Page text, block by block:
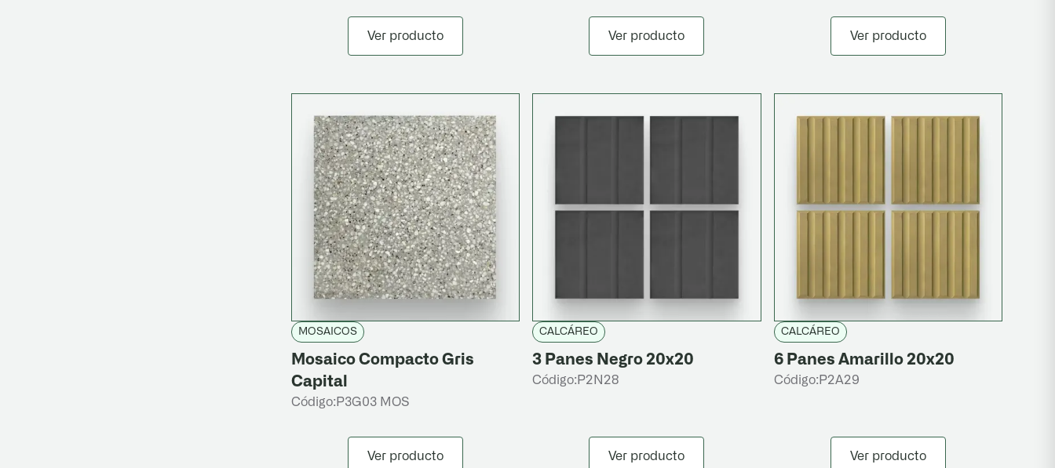
Ver producto Ver producto Ver producto
MOSAICOS
Mosaico Compacto Gris
Capital
Código: P3G03 MOS
Ver producto
CALCÁREO
3 Panes Negro 20x20
Código: P2N28
Ver producto
CALCÁREO
6 Panes Amarillo 20x20
Código: P2A29
Ver producto